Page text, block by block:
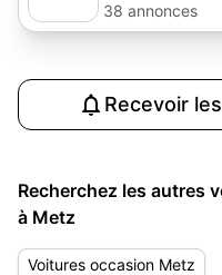
38 annonces
Recevoir
Recherchez les autres
à Metz
Voitures occasion Metz